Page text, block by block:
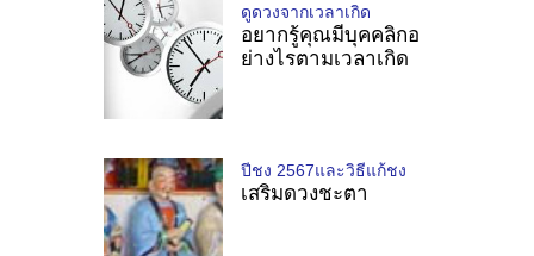
ดูดวงจากเวลาเกิด
อยากรู้คุณมีบุคคลิกอ
ย่างไรตามเวลาเกิด
ปีชง 2567และวิธีแก้ชง
เสริมดวงชะตา